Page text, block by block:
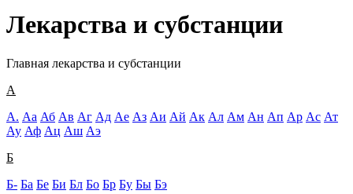
Лекарства и субстанции
Главная лекарства и субстанции
А
А. Аа Аб Ав Аг Ад Ае Аз Аи Ай Ак Ал Ам Ан Ап Ар Ас Ат
Ау Аф Ац Аш Аэ
Б
Б- Ба Бе Би Бл Бо Бр Бу Бы Бэ